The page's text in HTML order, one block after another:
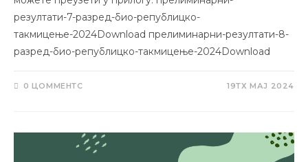
резултати-7-разред-био-републицко-
такмицење-2024Download прелиминарни-резултати-8-
разред-био-републицко-такмицење-2024Download
0 ЦОММЕНТС 19ТХ МАЈ 2024